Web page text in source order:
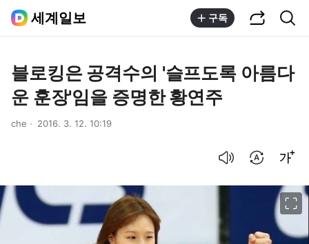
세계일보 구독
블로킹은 공격수의 '슬프도록 아름다
운 훈장'임을 증명한 황연주
che 2016. 3. 12. 10:19